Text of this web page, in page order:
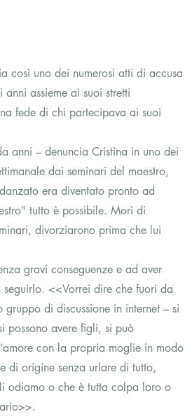
così uno dei numerosi atti di accusa
assieme ai suoi stretti
fede di chi partecipava ai suoi
anni – denuncia Cristina in uno dei
dai seminari del maestro,
era diventato pronto ad
tutto è possibile. Morì di
divorziarono prima che lui
gravi conseguenze e ad aver
<<Vorrei dire che fuori da
di discussione in internet – si
possono avere figli, si può
con la propria moglie in modo
di origine senza urlare di tutto,
odiamo o che è tutta colpa loro o